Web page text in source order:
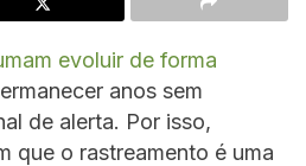
evoluir de forma
anos sem
de alerta. Por isso,
que o rastreamento é uma